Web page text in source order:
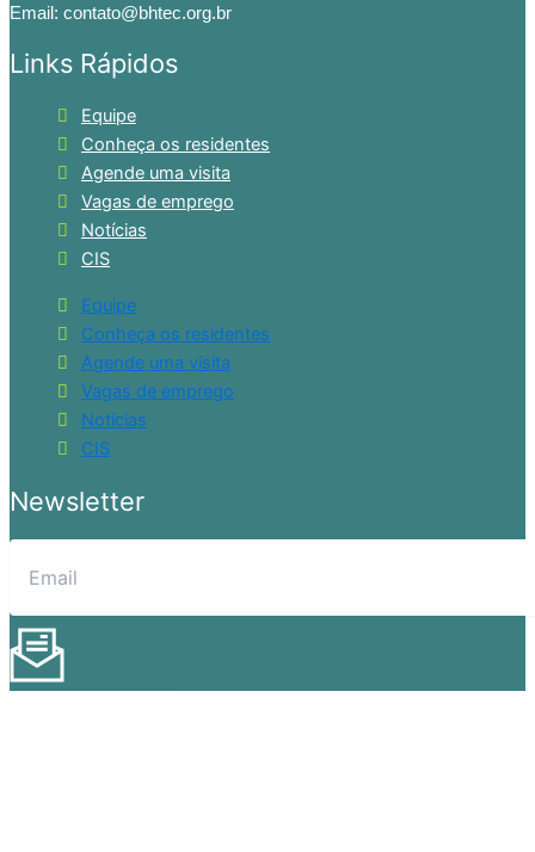
Email: contato@bhtec.org.br
Links Rápidos
Equipe
Conheça os residentes
Agende uma visita
Vagas de emprego
Notícias
CIS
Equipe
Conheça os residentes
Agende uma visita
Vagas de emprego
Notícias
CIS
Newsletter